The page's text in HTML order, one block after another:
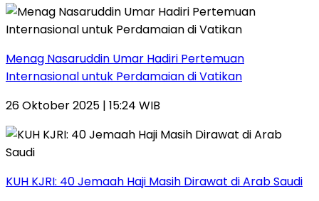
Menag Nasaruddin Umar Hadiri Pertemuan
Internasional untuk Perdamaian di Vatikan
26 Oktober 2025 | 15:24 WIB
KUH KJRI: 40 Jemaah Haji Masih Dirawat di Arab Saudi